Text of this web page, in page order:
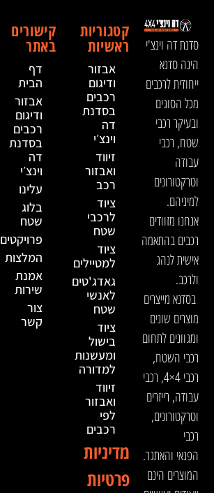
סדנת דה וינצ'י
הינה סדנא
ייחודית לרכבים
מכל הסוגים
ובעיקר רכבי
שטח, רכבי
עבודה
וטרקטורונים
למיניהם.
אנחנו מזוודים
רכבים בהתאמה
אישית לנהג
ולרכב.
בסדנא מייצרים
מוצרים שונים
ומגוונים לתחום
רכבי השטח,
רכבי 4×4, רכבי
עבודה, רייזרים
וטרקטורונים,
רכבי
הפנאי והאתגר.
המוצרים הינם
קטגוריות
ראשיות
אבזור
ודיגום
רכבים
בסדנת
דה
וינצ׳י
זיווד
ואבזור
רכב
ציוד
לרכבי
שטח
ציוד
למטיילים
גאדג'טים
לאנשי
שטח
ציוד
בישול
ומעשנות
למדורה
זיווד
ואבזור
לפי
רכבים
מדיניות
פרטיות
קישורים
באתר
דף
הבית
אבזור
ודיגום
רכבים
בסדנת
דה
וינצ׳י
עלינו
בלוג
שטח
פרויקטים
המלצות
אמנת
שירות
צור
קשר